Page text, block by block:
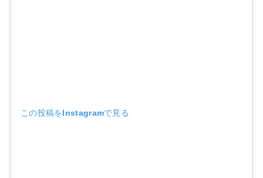
この投稿をInstagramで見る